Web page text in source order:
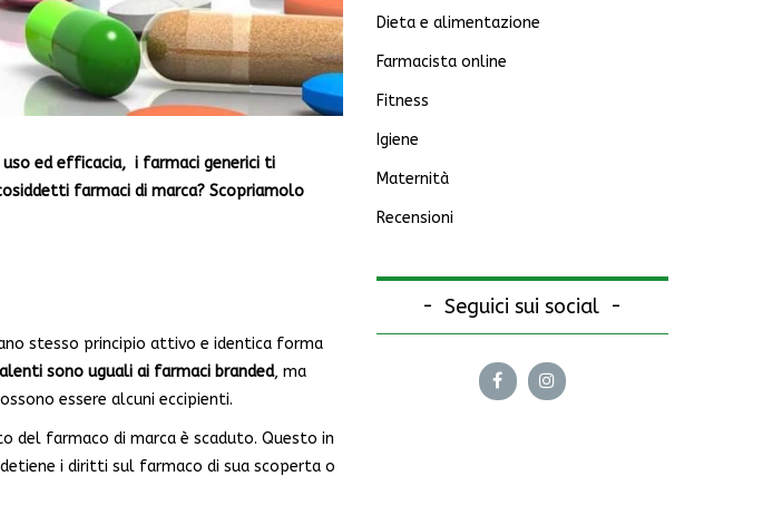
ed efficacia, i farmaci generici ti
farmaci di marca? Scopriamolo
stesso principio attivo e identica forma
sono uguali ai farmaci branded, ma
essere alcuni eccipienti.
del farmaco di marca è scaduto. Questo in
i diritti sul farmaco di sua scoperta o
Dieta e alimentazione
Farmacista online
Fitness
Igiene
Maternità
Recensioni
Seguici sui social